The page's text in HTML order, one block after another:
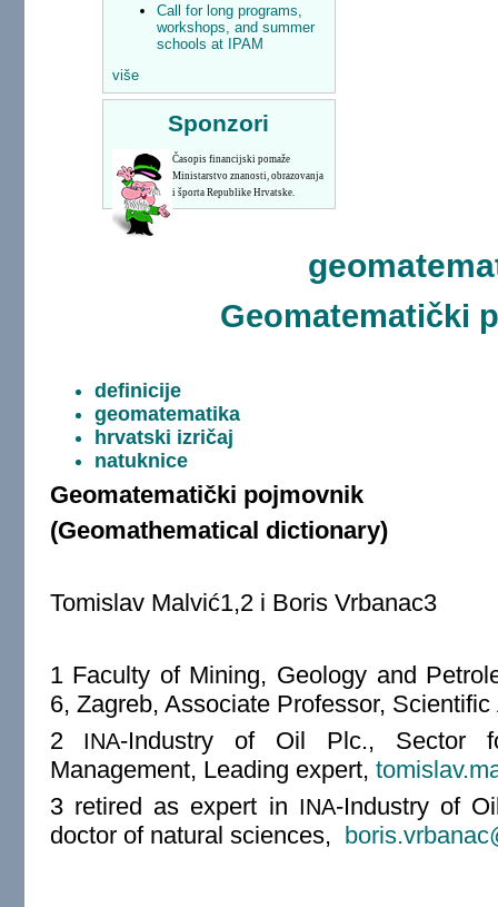
Call for long programs,
workshops, and summer
schools at IPAM
više
Sponzori
Časopis financijski pomaže
Ministarstvo znanosti, obrazovanja
i športa Republike Hrvatske.
Geomatematički
definicije
geomatematika
hrvatski izričaj
natuknice
Geomatematički pojmovnik
(Geomathematical dictionary)
Tomislav Malvić1,2 i Boris Vrbanac3
1Faculty of Mining, Geology and
6, Zagreb, Associate Professor, Scientific
2
INA-Industry of Oil Plc., Sector
Management, Leading expert,
3retired as expert in INA-Industry of
doctor of natural sciences,